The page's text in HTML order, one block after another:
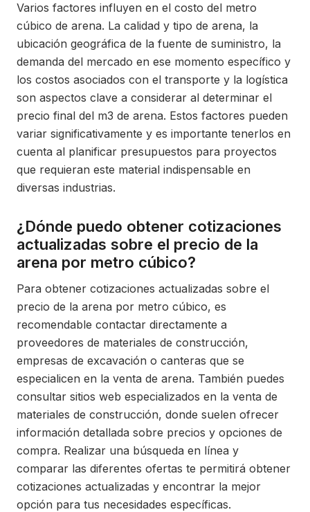
Varios factores influyen en el costo del metro
cúbico de arena. La calidad y tipo de arena, la
ubicación geográfica de la fuente de suministro, la
demanda del mercado en ese momento específico y
los costos asociados con el transporte y la logística
son aspectos clave a considerar al determinar el
precio final del m3 de arena. Estos factores pueden
variar significativamente y es importante tenerlos en
cuenta al planificar presupuestos para proyectos
que requieran este material indispensable en
diversas industrias.
¿Dónde puedo obtener cotizaciones
actualizadas sobre el precio de la
arena por metro cúbico?
Para obtener cotizaciones actualizadas sobre el
precio de la arena por metro cúbico, es
recomendable contactar directamente a
proveedores de materiales de construcción,
empresas de excavación o canteras que se
especialicen en la venta de arena. También puedes
consultar sitios web especializados en la venta de
materiales de construcción, donde suelen ofrecer
información detallada sobre precios y opciones de
compra. Realizar una búsqueda en línea y
comparar las diferentes ofertas te permitirá obtener
cotizaciones actualizadas y encontrar la mejor
opción para tus necesidades específicas.